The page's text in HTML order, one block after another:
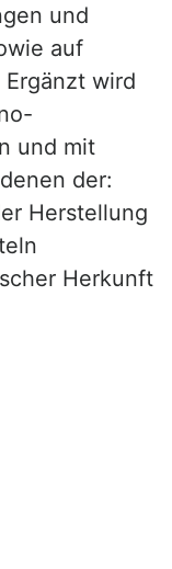
und
auf
wird
und mit
der:
Herstellung
Herkunft